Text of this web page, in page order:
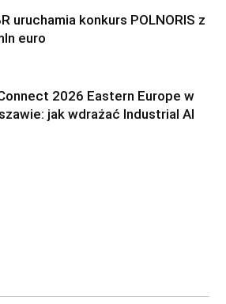
uruchamia konkurs POLNORIS z
euro
2026 Eastern Europe w
jak wdrażać Industrial AI